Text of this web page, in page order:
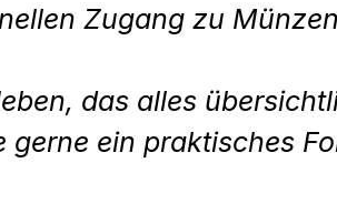
Zugang zu
das alles
ein praktisches